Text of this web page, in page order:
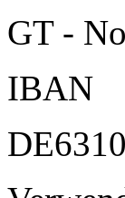
GT -
IBAN